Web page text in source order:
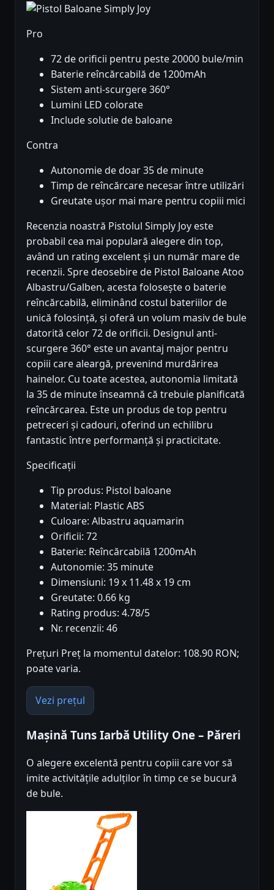
Pro
72 de orificii pentru peste 20000 bule/min
Baterie reîncărcabilă de 1200mAh
Sistem anti-scurgere 360°
Lumini LED colorate
Include solutie de baloane
Contra
Autonomie de doar 35 de minute
Timp de reîncărcare necesar între utilizări
Greutate ușor mai mare pentru copiii mici
Recenzia noastră Pistolul Simply Joy este
probabil cea mai populară alegere din top,
având un rating excelent și un număr mare de
recenzii. Spre deosebire de Pistol Baloane Atoo
Albastru/Galben, acesta folosește o baterie
reîncărcabilă, eliminând costul bateriilor de
unică folosință, și oferă un volum masiv de bule
datorită celor 72 de orificii. Designul anti-
scurgere 360° este un avantaj major pentru
copiii care aleargă, prevenind murdărirea
hainelor. Cu toate acestea, autonomia limitată
la 35 de minute înseamnă că trebuie planificată
reîncărcarea. Este un produs de top pentru
petreceri și cadouri, oferind un echilibru
fantastic între performanță și practicitate.
Specificații
Tip produs: Pistol baloane
Material: Plastic ABS
Culoare: Albastru aquamarin
Orificii: 72
Baterie: Reîncărcabilă 1200mAh
Autonomie: 35 minute
Dimensiuni: 19 x 11.48 x 19 cm
Greutate: 0.66 kg
Rating produs: 4.78/5
Nr. recenzii: 46
Prețuri Preț la momentul datelor: 108.90 RON;
poate varia.
Vezi prețul
Mașină Tuns Iarbă Utility One – Păreri
O alegere excelentă pentru copiii care vor să
imite activitățile adulților în timp ce se bucură
de bule.